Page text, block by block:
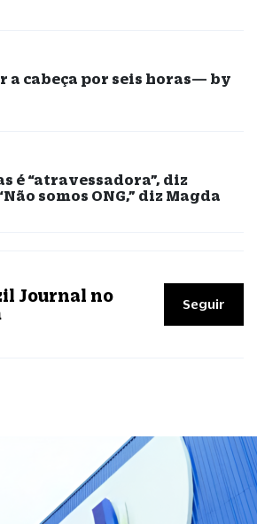
a cabeça por seis horas— by
é “atravessadora”, diz
somos ONG,” diz Magda
Journal no
Seguir